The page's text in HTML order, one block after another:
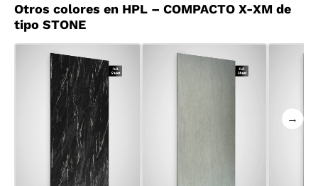
Otros colores en HPL – COMPACTO X-XM de
tipo STONE
→